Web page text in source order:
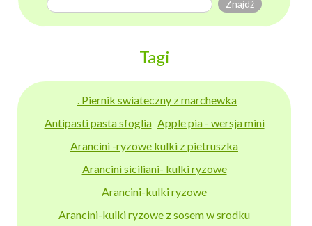
Tagi
. Piernik swiateczny z marchewka
Antipasti pasta sfoglia Apple pia - wersja mini
Arancini -ryzowe kulki z pietruszka
Arancini siciliani- kulki ryzowe
Arancini-kulki ryzowe
Arancini-kulki ryzowe z sosem w srodku